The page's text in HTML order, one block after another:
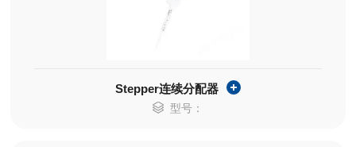
Stepper连续分配器
型号：